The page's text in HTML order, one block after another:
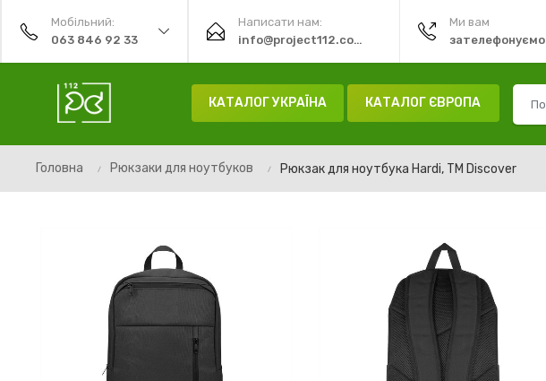
Мобільний:
063 846 92 33
Написати нам:
info@project112.com.ua
Ми вам
зателефонуємо
КАТАЛОГ УКРАЇНА КАТАЛОГ ЄВРОПА
Головна Рюкзаки для ноутбуков Рюкзак для ноутбука Hardi, TM Discover